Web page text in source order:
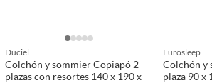
Duciel
Colchón y sommier Copiapó 2
plazas con resortes 140 x 190 x
Eurosleep
Colchón y
plaza 90 x